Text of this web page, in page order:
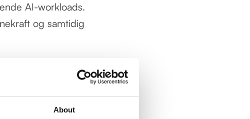
About
AI-workloads.
og samtidig
for sportsindustrien,
en markant